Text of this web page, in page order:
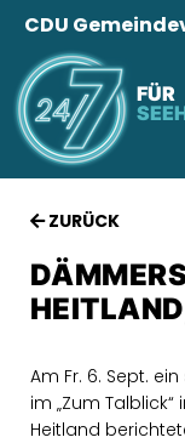
FÜR
CDU
ZURÜCK
Am Fr. 6. Sept.
im „Zum
Heitland